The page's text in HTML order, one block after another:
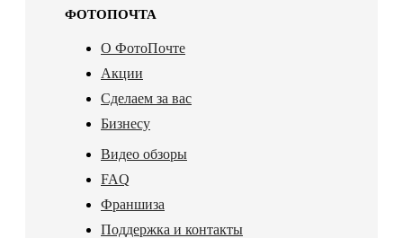
ФОТОПОЧТА
О ФотоПочте
Акции
Сделаем за вас
Бизнесу
Видео обзоры
FAQ
Франшиза
Поддержка и контакты